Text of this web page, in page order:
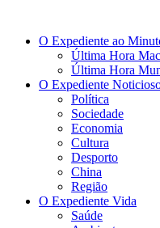
O Expediente ao
Última Hora
Última Hora
O Expediente
Política
Sociedade
Economia
Cultura
Desporto
China
Região
O Expediente Vida
Saúde